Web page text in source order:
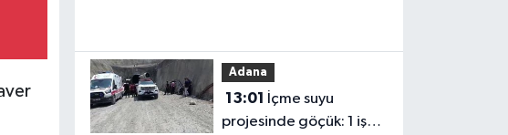
Adana
13:01
projesinde göçük: 1 işçi